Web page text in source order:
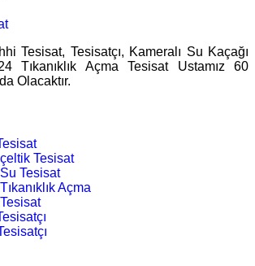
Tesisat, Tesisatçı, Kameralı Su Kaçağı
Tıkanıklık Açma Tesisat Ustamız 60
Olacaktır.
Tesisat
Tesisat
Açma